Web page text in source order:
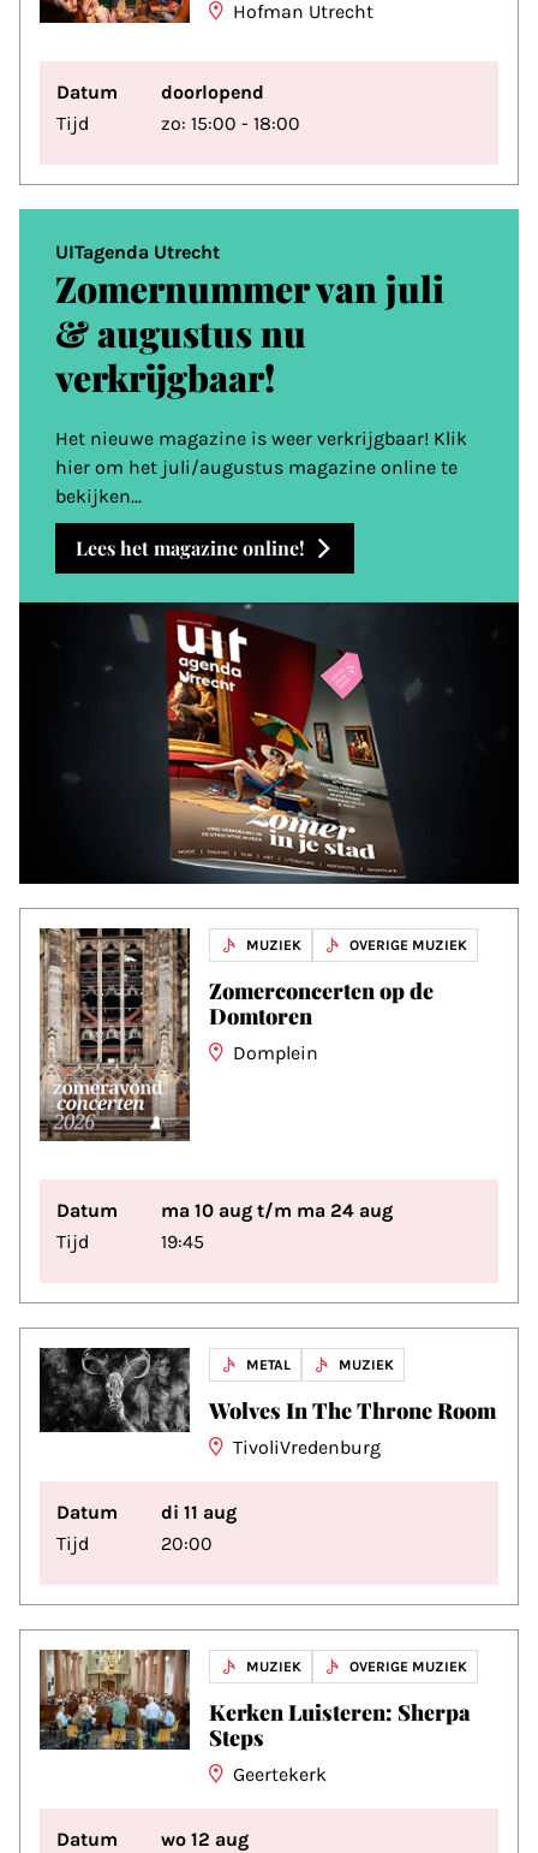
Hofman Utrecht
Datum
doorlopend
Tijd
zo: 15:00 - 18:00
UITagenda Utrecht
Zomernummer van juli
& augustus nu
verkrijgbaar!
Het nieuwe magazine is weer verkrijgbaar! Klik
hier om het juli/augustus magazine online te
bekijken...
Lees het magazine online!
MUZIEK OVERIGE MUZIEK
Zomerconcerten op de
Domtoren
Domplein
Datum
ma 10 aug t/m ma 24 aug
Tijd
19:45
METAL MUZIEK
Wolves In The Throne Room
TivoliVredenburg
Datum
di 11 aug
Tijd
20:00
MUZIEK OVERIGE MUZIEK
Kerken Luisteren: Sherpa
Steps
Geertekerk
Datum
wo 12 aug